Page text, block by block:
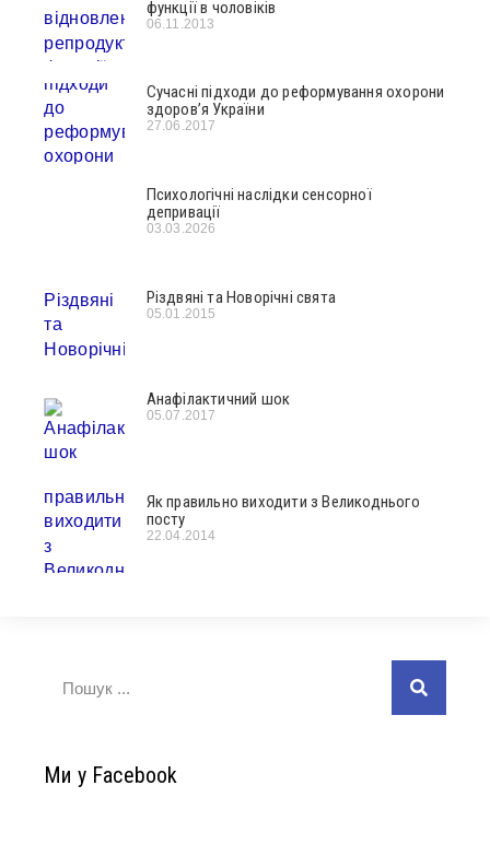
функції в чоловіків
06.11.2013
Сучасні підходи до реформування охорони
здоров’я України
27.06.2017
Психологічні наслідки сенсорної
депривації
03.03.2026
Різдвяні та Новорічні свята
05.01.2015
Анафілактичний шок
05.07.2017
Як правильно виходити з Великоднього
посту
22.04.2014
Ми у Facebook